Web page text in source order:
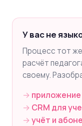
У вас не
Процесс тот
расчёт
своему.
CRM для
учёт и